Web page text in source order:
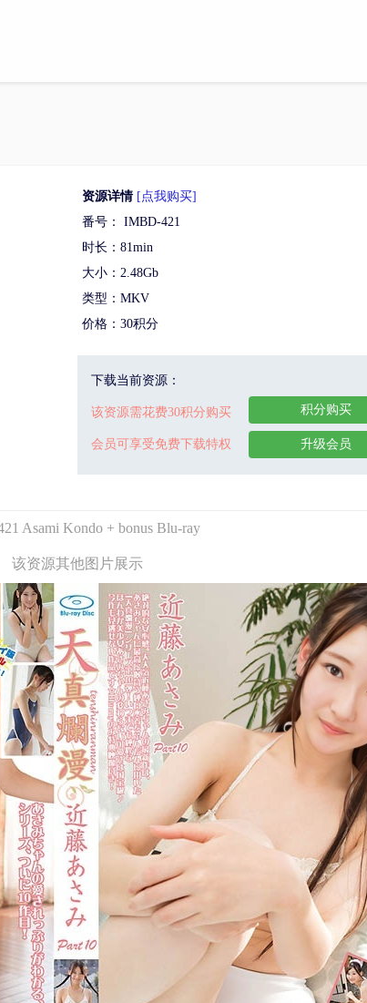
资源详情 [点我购买]
番号： IMBD-421
时长：81min
大小：2.48Gb
类型：MKV
价格：30积分
下载当前资源：
该资源需花费30积分购买
会员可享受免费下载特权
积分购买
升级会员
Asami Kondo + bonus Blu-ray
该资源其他图片展示